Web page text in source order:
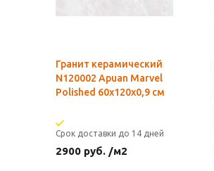
Гранит керамический
N120002 Apuan Marvel
Polished 60x120х0,9 см
Срок доставки до 14 дней
2900 руб. /м2